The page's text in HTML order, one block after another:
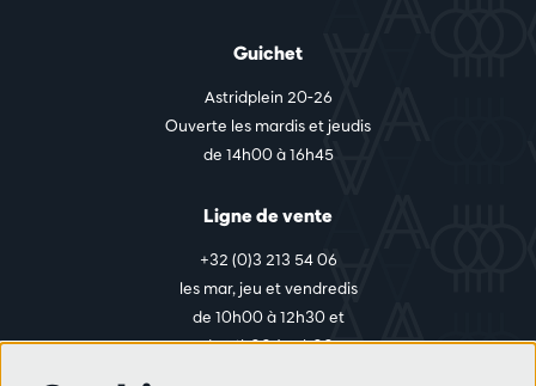
Guichet
Astridplein 20-26
Ouverte les mardis et jeudis
de 14h00 à 16h45
Ligne de vente
+32 (0)3 213 54 06
les mar, jeu et vendredis
de 10h00 à 12h30 et
de 14h00 à 17h00